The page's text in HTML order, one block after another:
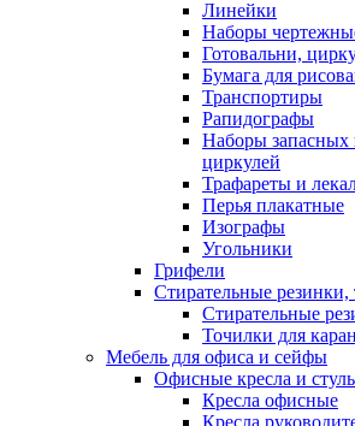
Линейки
Наборы
Готовальни,
Бумага для
Транспортиры
Рапидографы
Наборы запасных
циркулей
Трафареты и
Перья плакатные
Изографы
Угольники
Грифели
Стирательные резинки,
Стирательные
Точилки для
Мебель для офиса и сейфы
Офисные кресла и
Кресла офисные